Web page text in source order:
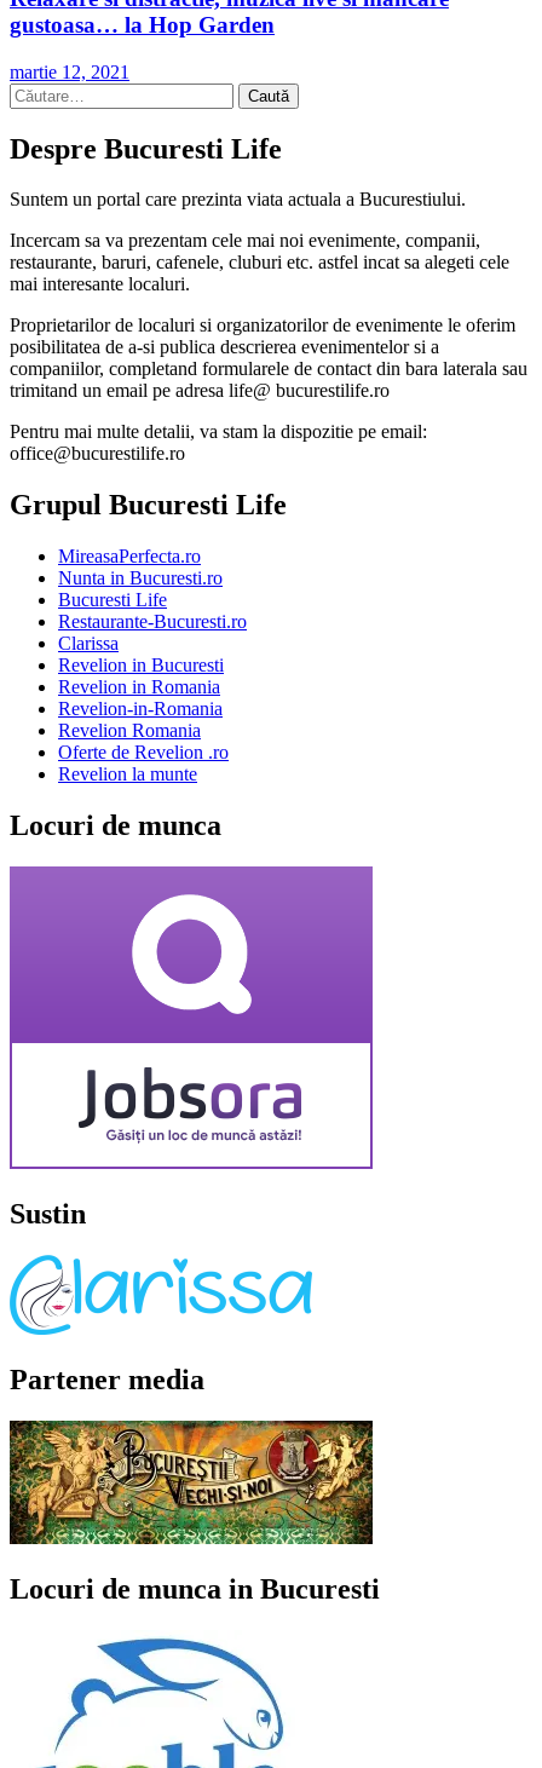
gustoasa… la Hop Garden
martie 12, 2021
Caută
după:
Despre Bucuresti Life
Suntem un portal care prezinta viata actuala a Bucurestiului.
Incercam sa va prezentam cele mai noi evenimente, companii,
restaurante, baruri, cafenele, cluburi etc. astfel incat sa alegeti cele
mai interesante localuri.
Proprietarilor de localuri si organizatorilor de evenimente le oferim
posibilitatea de a-si publica descrierea evenimentelor si a
companiilor, completand formularele de contact din bara laterala sau
trimitand un email pe adresa life@ bucurestilife.ro
Pentru mai multe detalii, va stam la dispozitie pe email:
office@bucurestilife.ro
Grupul Bucuresti Life
MireasaPerfecta.ro
Nunta in Bucuresti.ro
Bucuresti Life
Restaurante-Bucuresti.ro
Clarissa
Revelion in Bucuresti
Revelion in Romania
Revelion-in-Romania
Revelion Romania
Oferte de Revelion .ro
Revelion la munte
Locuri de munca
Sustin
Partener media
Locuri de munca in Bucuresti